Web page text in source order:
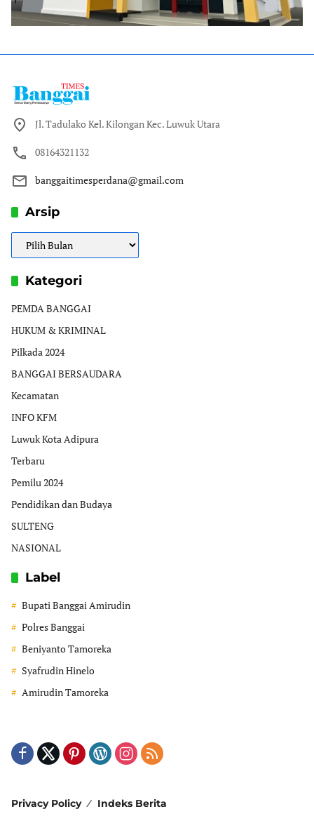
Jl. Tadulako Kel. Kilongan Kec. Luwuk Utara
08164321132
banggaitimesperdana@gmail.com
Arsip
Arsip
Kategori
PEMDA BANGGAI
HUKUM & KRIMINAL
Pilkada 2024
BANGGAI BERSAUDARA
Kecamatan
INFO KFM
Luwuk Kota Adipura
Terbaru
Pemilu 2024
Pendidikan dan Budaya
SULTENG
NASIONAL
Label
Bupati Banggai Amirudin
Polres Banggai
Beniyanto Tamoreka
Syafrudin Hinelo
Amirudin Tamoreka
Privacy Policy
Indeks Berita